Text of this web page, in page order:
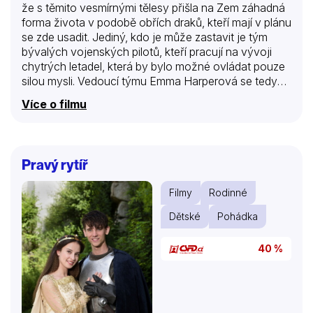
že s těmito vesmírnými tělesy přišla na Zem záhadná
forma života v podobě obřích draků, kteří mají v plánu
se zde usadit. Jediný, kdo je může zastavit je tým
bývalých vojenských pilotů, kteří pracují na vývoji
chytrých letadel, která by bylo možné ovládat pouze
silou mysli. Vedoucí týmu Emma Harperová se tedy
Musí přesvědčit velitele, aby jí dal letadlo, do kterého
Více o filmu
Pravý rytíř
Filmy
Rodinné
Dětské
Pohádka
40 %